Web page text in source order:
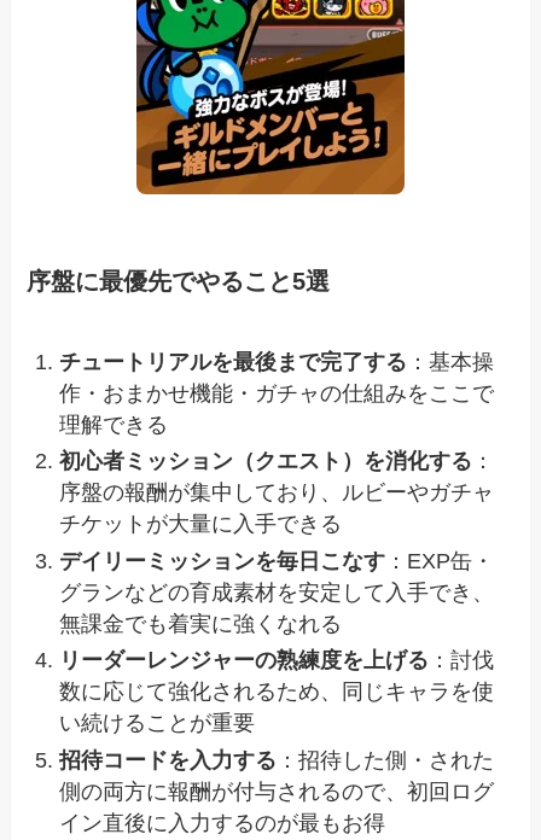
序盤に最優先でやること5選
チュートリアルを最後まで完了する ：基本操
作・おまかせ機能・ガチャの仕組みをここで
理解できる
初心者ミッション（クエスト）を消化する ：
序盤の報酬が集中しており、ルビーやガチャ
チケットが大量に入手できる
デイリーミッションを毎日こなす ：EXP缶・
グランなどの育成素材を安定して入手でき、
無課金でも着実に強くなれる
リーダーレンジャーの熟練度を上げる ：討伐
数に応じて強化されるため、同じキャラを使
い続けることが重要
招待コードを入力する ：招待した側・された
側の両方に報酬が付与されるので、初回ログ
イン直後に入力するのが最もお得